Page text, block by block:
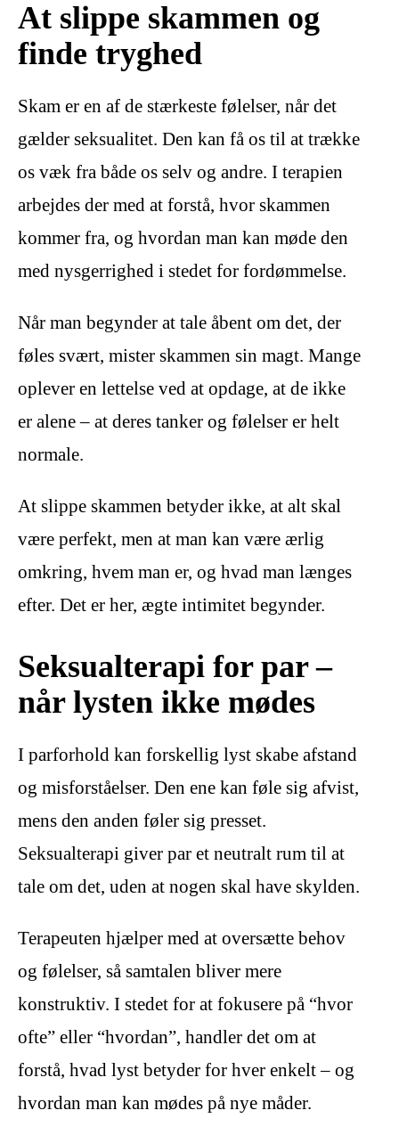
At slippe skammen og
finde tryghed
Skam er en af de stærkeste følelser, når det
gælder seksualitet. Den kan få os til at trække
os væk fra både os selv og andre. I terapien
arbejdes der med at forstå, hvor skammen
kommer fra, og hvordan man kan møde den
med nysgerrighed i stedet for fordømmelse.
Når man begynder at tale åbent om det, der
føles svært, mister skammen sin magt. Mange
oplever en lettelse ved at opdage, at de ikke
er alene – at deres tanker og følelser er helt
normale.
At slippe skammen betyder ikke, at alt skal
være perfekt, men at man kan være ærlig
omkring, hvem man er, og hvad man længes
efter. Det er her, ægte intimitet begynder.
Seksualterapi for par –
når lysten ikke mødes
I parforhold kan forskellig lyst skabe afstand
og misforståelser. Den ene kan føle sig afvist,
mens den anden føler sig presset.
Seksualterapi giver par et neutralt rum til at
tale om det, uden at nogen skal have skylden.
Terapeuten hjælper med at oversætte behov
og følelser, så samtalen bliver mere
konstruktiv. I stedet for at fokusere på “hvor
ofte” eller “hvordan”, handler det om at
forstå, hvad lyst betyder for hver enkelt – og
hvordan man kan mødes på nye måder.